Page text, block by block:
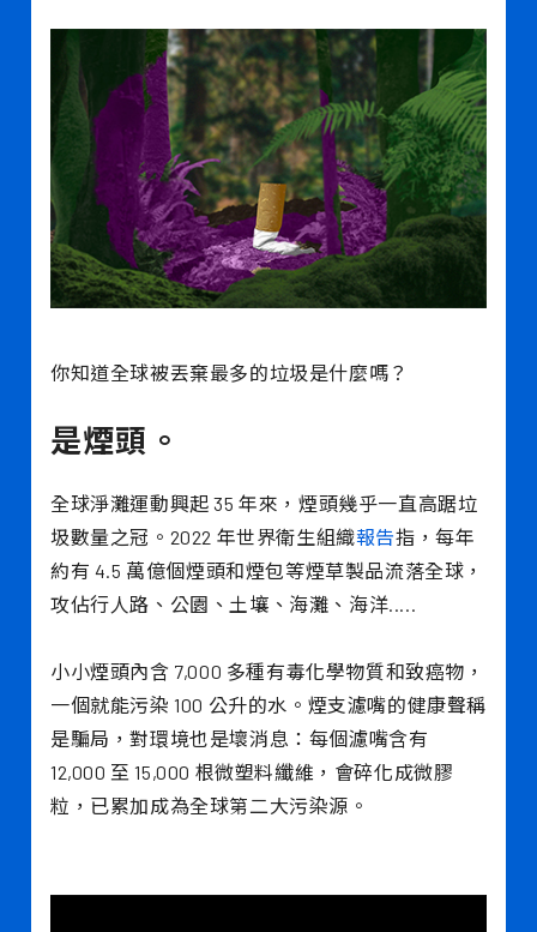
你知道全球被丟棄最多的垃圾是什麼嗎？
是煙頭。
全球淨灘運動興起 35 年來，煙頭幾乎一直高踞垃
圾數量之冠。2022 年世界衛生組織報告指，每年
約有 4.5 萬億個煙頭和煙包等煙草製品流落全球，
攻佔行人路、公園、土壤、海灘、海洋.....
小小煙頭內含 7,000 多種有毒化學物質和致癌物，
一個就能污染 100 公升的水。煙支濾嘴的健康聲稱
是騙局，對環境也是壞消息：每個濾嘴含有
12,000 至 15,000 根微塑料纖維，會碎化成微膠
粒，已累加成為全球第二大污染源。